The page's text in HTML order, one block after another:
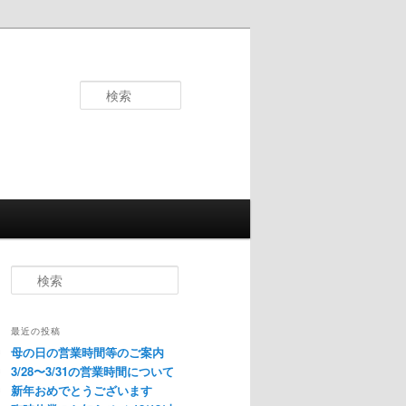
索
最近の投稿
母の日の営業時間等のご案内
3/28〜3/31の営業時間について
新年おめでとうございます